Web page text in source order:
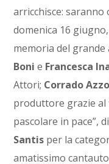
arricchisce: saranno
domenica 16
memoria del
Boni e Francesca
Attori; Corrado
produttore grazie al
pascolare in pace”,
Santis per la
amatissimo